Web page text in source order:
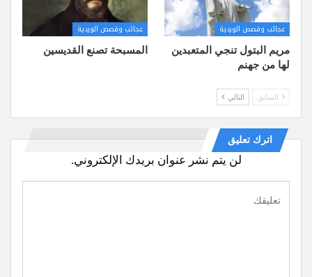
عجائب وقصص الوردية
مريم البتول تنجي المتعبدين
لها من جهنم
عجائب وقصص الوردية
المسبحة تصنع القديسين
السابق التالي
اترك تعليق
لن يتم نشر عنوان بريدك الإلكتروني.